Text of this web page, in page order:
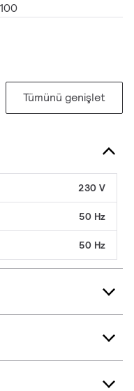
Tümünü genişlet
230 V
50 Hz
50 Hz